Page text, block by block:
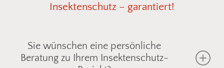
Insektenschutz – garantiert!
Sie wünschen eine persönliche
Beratung zu Ihrem Insektenschutz-